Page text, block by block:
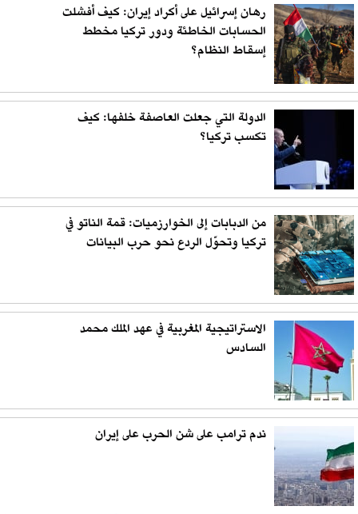
رهان إسرائيل على أكراد إيران: كيف أفشلت
الحسابات الخاطئة ودور تركيا مخطط
إسقاط النظام؟
الدولة التي جعلت العاصفة خلفها: كيف
تكسب تركيا؟
من الدبابات إلى الخوارزميات: قمة الناتو في
تركيا وتحوّل الردع نحو حرب البيانات
الاستراتيجية المغربية في عهد الملك محمد
السادس
ندم ترامب على شن الحرب على إيران